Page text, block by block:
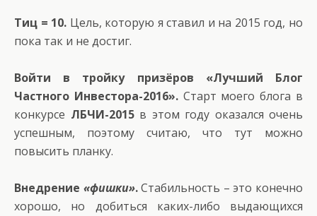
Тиц = 10. Цель, которую я ставил и на 2015 год, но
пока так и не достиг.
Войти в тройку призёров «Лучший Блог
Частного Инвестора-2016».Старт моего блога в
конкурсе ЛБЧИ-2015в этом году оказался очень
успешным, поэтому считаю, что тут можно
повысить планку.
Внедрение «фишки».Стабильность – это конечно
хорошо, но добиться каких-либо выдающихся